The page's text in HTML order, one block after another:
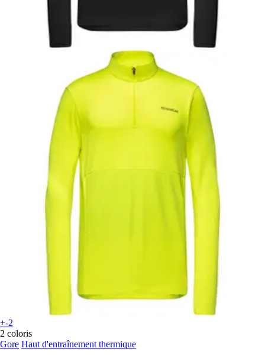
+-2
2 coloris
Gore Haut d'entraînement thermique